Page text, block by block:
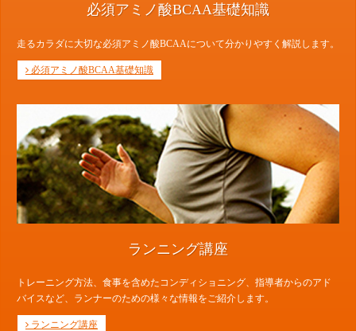
必須アミノ酸BCAA基礎知識
走るカラダに大切な必須アミノ酸BCAAについて分かりやすく解説します。
必須アミノ酸BCAA基礎知識
ランニング講座
トレーニング方法、食事を含めたコンディショニング、指導者からのアド
バイスなど、ランナーのための様々な情報をご紹介します。
ランニング講座